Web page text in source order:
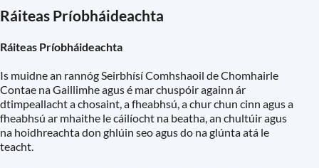
Ráiteas Príobháideachta
Ráiteas Príobháideachta
Is muidne an rannóg Seirbhísí Comhshaoil de Chomhairle
Contae na Gaillimhe agus é mar chuspóir againn ár
dtimpeallacht a chosaint, a fheabhsú, a chur chun cinn agus a
fheabhsú ar mhaithe le cáilíocht na beatha, an chultúir agus
na hoidhreachta don ghlúin seo agus do na glúnta atá le
teacht.